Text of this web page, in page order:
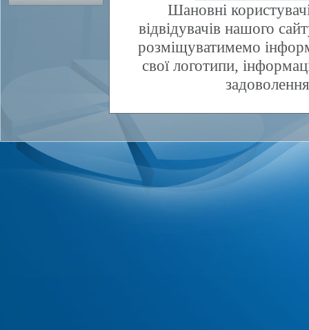
Шановні
відвідувачів нашого
розміщуватимемо
свої логотипи,